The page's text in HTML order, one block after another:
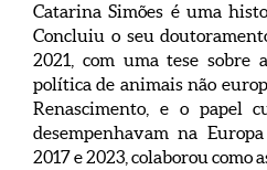
Catarina Simões é uma
Concluiu o seu
2021, com uma tese sobre
política de animais não
Renascimento, e o papel
desempenhavam na
2017 e 2023, colaborou como